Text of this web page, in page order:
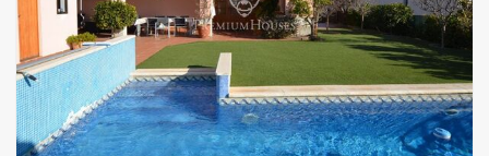
les nits d'hivern des del qual es veuen agradables capvespres
amb vistes a la mar i a l'Skyline de Barcelona. La gran cuina
office completament equipada amb taula per a 8 comensals i
connectada al jardí mitjançant grans portes corredisses que
ens porten al menjador exterior d'estiu i a la porxada. A més,
aquesta planta disposa d'una habitació doble amb bany
complet ideal com a visitant. Annex a la cuina disposa d'una